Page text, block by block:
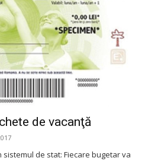
de vacanţă
de stat: Fiecare bugetar va